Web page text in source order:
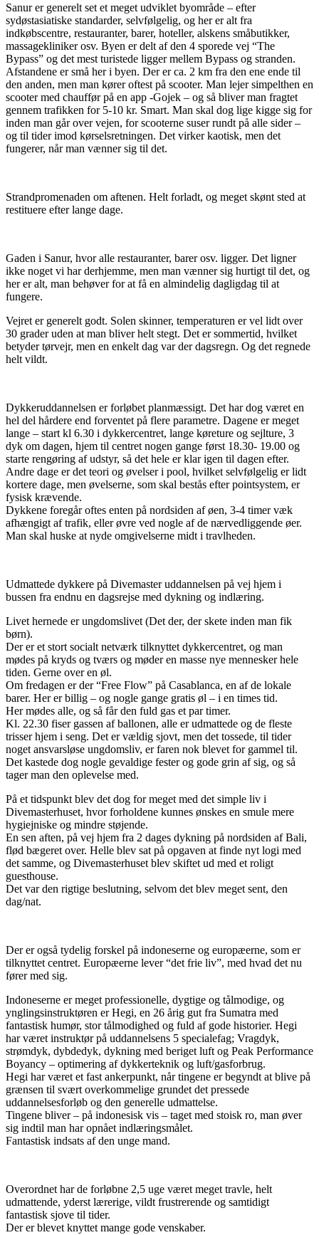
Sanur er generelt set et meget udviklet byområde – efter
sydøstasiatiske standarder, selvfølgelig, og her er alt fra
indkøbscentre, restauranter, barer, hoteller, alskens småbutikker,
massagekliniker osv. Byen er delt af den 4 sporede vej “The
Bypass” og det mest turistede ligger mellem Bypass og stranden.
Afstandene er små her i byen. Der er ca. 2 km fra den ene ende til
den anden, men man kører oftest på scooter. Man lejer simpelthen en
scooter med chauffør på en app -Gojek – og så bliver man fragtet
gennem trafikken for 5-10 kr. Smart. Man skal dog lige kigge sig for
inden man går over vejen, for scooterne suser rundt på alle sider –
og til tider imod kørselsretningen. Det virker kaotisk, men det
fungerer, når man vænner sig til det.
Strandpromenaden om aftenen. Helt forladt, og meget skønt sted at
restituere efter lange dage.
Gaden i Sanur, hvor alle restauranter, barer osv. ligger. Det ligner
ikke noget vi har derhjemme, men man vænner sig hurtigt til det, og
her er alt, man behøver for at få en almindelig dagligdag til at
fungere.
Vejret er generelt godt. Solen skinner, temperaturen er vel lidt over
30 grader uden at man bliver helt stegt. Det er sommertid, hvilket
betyder tørvejr, men en enkelt dag var der dagsregn. Og det regnede
helt vildt.
Dykkeruddannelsen er forløbet planmæssigt. Det har dog været en
hel del hårdere end forventet på flere parametre. Dagene er meget
lange – start kl 6.30 i dykkercentret, lange køreture og sejlture, 3
dyk om dagen, hjem til centret nogen gange først 18.30- 19.00 og
starte rengøring af udstyr, så det hele er klar igen til dagen efter.
Andre dage er det teori og øvelser i pool, hvilket selvfølgelig er lidt
kortere dage, men øvelserne, som skal bestås efter pointsystem, er
fysisk krævende.
Dykkene foregår oftes enten på nordsiden af øen, 3-4 timer væk
afhængigt af trafik, eller øvre ved nogle af de nærvedliggende øer.
Man skal huske at nyde omgivelserne midt i travlheden.
Udmattede dykkere på Divemaster uddannelsen på vej hjem i
bussen fra endnu en dagsrejse med dykning og indlæring.
Livet hernede er ungdomslivet (Det der, der skete inden man fik
børn).
Der er et stort socialt netværk tilknyttet dykkercentret, og man
mødes på kryds og tværs og møder en masse nye mennesker hele
tiden. Gerne over en øl.
Om fredagen er der “Free Flow” på Casablanca, en af de lokale
barer. Her er billig – og nogle gange gratis øl – i en times tid.
Her mødes alle, og så får den fuld gas et par timer.
Kl. 22.30 fiser gassen af ballonen, alle er udmattede og de fleste
trisser hjem i seng. Det er vældig sjovt, men det tossede, til tider
noget ansvarsløse ungdomsliv, er faren nok blevet for gammel til.
Det kastede dog nogle gevaldige fester og gode grin af sig, og så
tager man den oplevelse med.
På et tidspunkt blev det dog for meget med det simple liv i
Divemasterhuset, hvor forholdene kunnes ønskes en smule mere
hygiejniske og mindre støjende.
En sen aften, på vej hjem fra 2 dages dykning på nordsiden af Bali,
flød bægeret over. Helle blev sat på opgaven at finde nyt logi med
det samme, og Divemasterhuset blev skiftet ud med et roligt
guesthouse.
Det var den rigtige beslutning, selvom det blev meget sent, den
dag/nat.
Der er også tydelig forskel på indoneserne og europæerne, som er
tilknyttet centret. Europæerne lever “det frie liv”, med hvad det nu
fører med sig.
Indoneserne er meget professionelle, dygtige og tålmodige, og
ynglingsinstruktøren er Hegi, en 26 årig gut fra Sumatra med
fantastisk humør, stor tålmodighed og fuld af gode historier. Hegi
har været instruktør på uddannelsens 5 specialefag; Vragdyk,
strømdyk, dybdedyk, dykning med beriget luft og Peak Performance
Boyancy – optimering af dykkerteknik og luft/gasforbrug.
Hegi har været et fast ankerpunkt, når tingene er begyndt at blive på
grænsen til svært overkommelige grundet det pressede
uddannelsesforløb og den generelle udmattelse.
Tingene bliver – på indonesisk vis – taget med stoisk ro, man øver
sig indtil man har opnået indlæringsmålet.
Fantastisk indsats af den unge mand.
Overordnet har de forløbne 2,5 uge været meget travle, helt
udmattende, yderst lærerige, vildt frustrerende og samtidigt
fantastisk sjove til tider.
Der er blevet knyttet mange gode venskaber.